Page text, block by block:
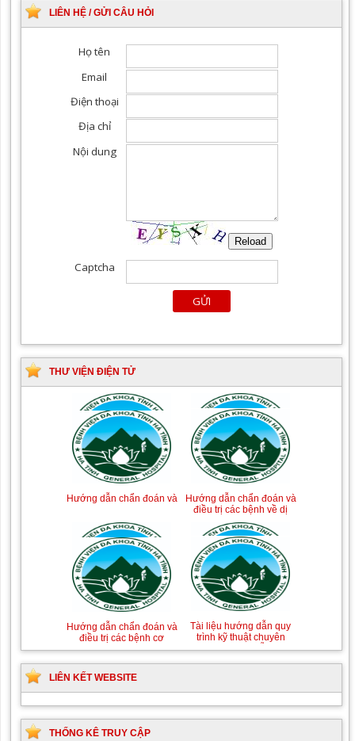
cả các chuyên khoa
Khám chuyên khoa Mắt
LIÊN HỆ / GỬI CÂU HỎI
THƯ VIỆN ĐIỆN TỬ
Hướng dẫn chẩn đoán và
xử trí Hồi sức tích cực
Tài liệu Hướng dẫn
phòng ngừa nhiễm
khuẩn vết mổ
Hướng dẫn chẩn đoán và
điều trị các bệnh về dị
ứng-miễn dịch lâm sàng
Hướng dẫn chẩn đoán và
điều trị một số bệnh
truyền nhiễm
Hướng dẫn chẩn đoán và
điều trị các bệnh cơ
Hướng dẫn quy trình kỹ
thuật Chuyên khoa Phẫu
thuật Tiết niệu
Tài liệu hướng dẫn quy
trình kỹ thuật chuyên
Hướng dẫn Quy trình kỹ
thuật Nhi khoa
LIÊN KẾT WEBSITE
THỐNG KÊ TRUY CẬP